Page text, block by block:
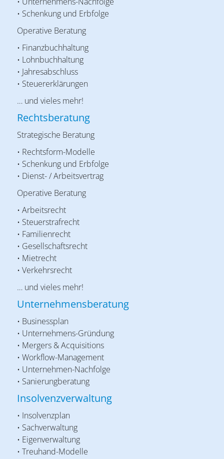
• Schenkung und Erbfolge
Operative Beratung
• Finanzbuchhaltung
• Lohnbuchhaltung
• Jahresabschluss
• Steuererklärungen
… und vieles mehr!
Rechtsberatung
Strategische Beratung
• Rechtsform-Modelle
• Schenkung und Erbfolge
• Dienst- / Arbeitsvertrag
Operative Beratung
• Arbeitsrecht
• Steuerstrafrecht
• Familienrecht
• Gesellschaftsrecht
• Mietrecht
• Verkehrsrecht
… und vieles mehr!
Unternehmensberatung
• Businessplan
• Unternehmens-Gründung
• Mergers & Acquisitions
• Workflow-Management
• Unternehmen-Nachfolge
• Sanierungberatung
Insolvenzverwaltung
• Insolvenzplan
• Sachverwaltung
• Eigenverwaltung
• Treuhand-Modelle